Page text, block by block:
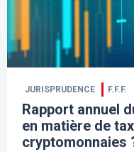
JURISPRUDENCE F.F.F.
Rapport annuel
en matière de
cryptomonnaies